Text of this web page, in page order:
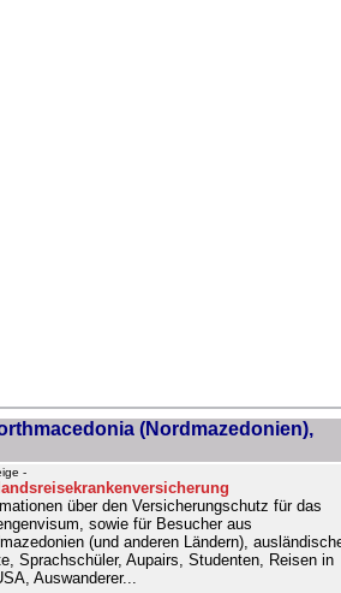
(Nordmazedonien),
-
über den Versicherungschutz für das
sowie für Besucher aus
(und anderen Ländern),
Sprachschüler, Aupairs, Studenten, Reisen in
Auswanderer...